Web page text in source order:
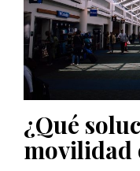
¿Qué
movilidad